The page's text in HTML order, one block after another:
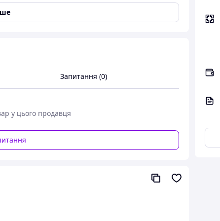
за один робочий хід: швидко, надійно й
різця. 61 HRC
3,1 Ø мм
Запитання (0)
у цього продавця